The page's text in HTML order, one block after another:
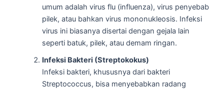
umum adalah virus flu (influenza), virus penyebab
pilek, atau bahkan virus mononukleosis. Infeksi
virus ini biasanya disertai dengan gejala lain
seperti batuk, pilek, atau demam ringan.
Infeksi Bakteri (Streptokokus)
Infeksi bakteri, khususnya dari bakteri
Streptococcus, bisa menyebabkan radang